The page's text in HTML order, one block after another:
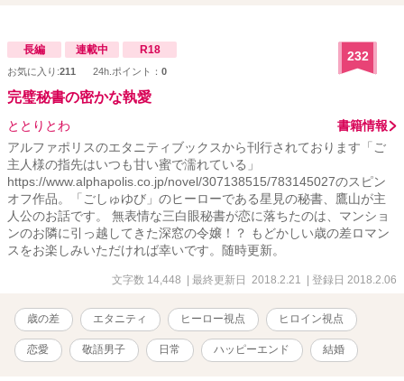
長編 連載中 R18
お気に入り:211 24h.ポイント： 0
232
完璧秘書の密かな執愛
ととりとわ
書籍情報
アルファポリスのエタニティブックスから刊行されております「ご
主人様の指先はいつも甘い蜜で濡れている」
https://www.alphapolis.co.jp/novel/307138515/783145027のスピン
オフ作品。「ごしゅゆび」のヒーローである星見の秘書、鷹山が主
人公のお話です。 無表情な三白眼秘書が恋に落ちたのは、マンショ
ンのお隣に引っ越してきた深窓の令嬢！？ もどかしい歳の差ロマン
スをお楽しみいただければ幸いです。随時更新。
文字数 14,448 | 最終更新日 2018.2.21 | 登録日 2018.2.06
歳の差 エタニティ ヒーロー視点 ヒロイン視点
恋愛 敬語男子 日常 ハッピーエンド 結婚